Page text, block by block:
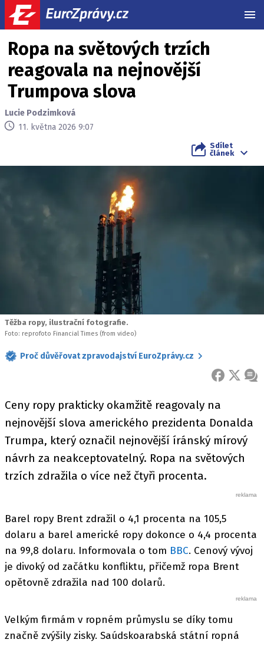
Ropa na světových trzích
reagovala na nejnovější
Trumpova slova
Lucie Podzimková
11. května 2026 9:07
Sdílet
článek
Těžba ropy, ilustrační fotografie.
Foto: reprofoto Financial Times (from video)
Proč důvěřovat zpravodajství EuroZprávy.cz
FACEBOOK
X
Ceny ropy prakticky okamžitě reagovaly na
nejnovější slova amerického prezidenta Donalda
Trumpa, který označil nejnovější íránský mírový
návrh za neakceptovatelný. Ropa na světových
trzích zdražila o více než čtyři procenta.
Barel ropy Brent zdražil o 4,1 procenta na 105,5
dolaru a barel americké ropy dokonce o 4,4 procenta
na 99,8 dolaru. Informovala o tom BBC. Cenový vývoj
je divoký od začátku konfliktu, přičemž ropa Brent
opětovně zdražila nad 100 dolarů.
Velkým firmám v ropném průmyslu se díky tomu
značně zvýšily zisky. Saúdskoarabská státní ropná